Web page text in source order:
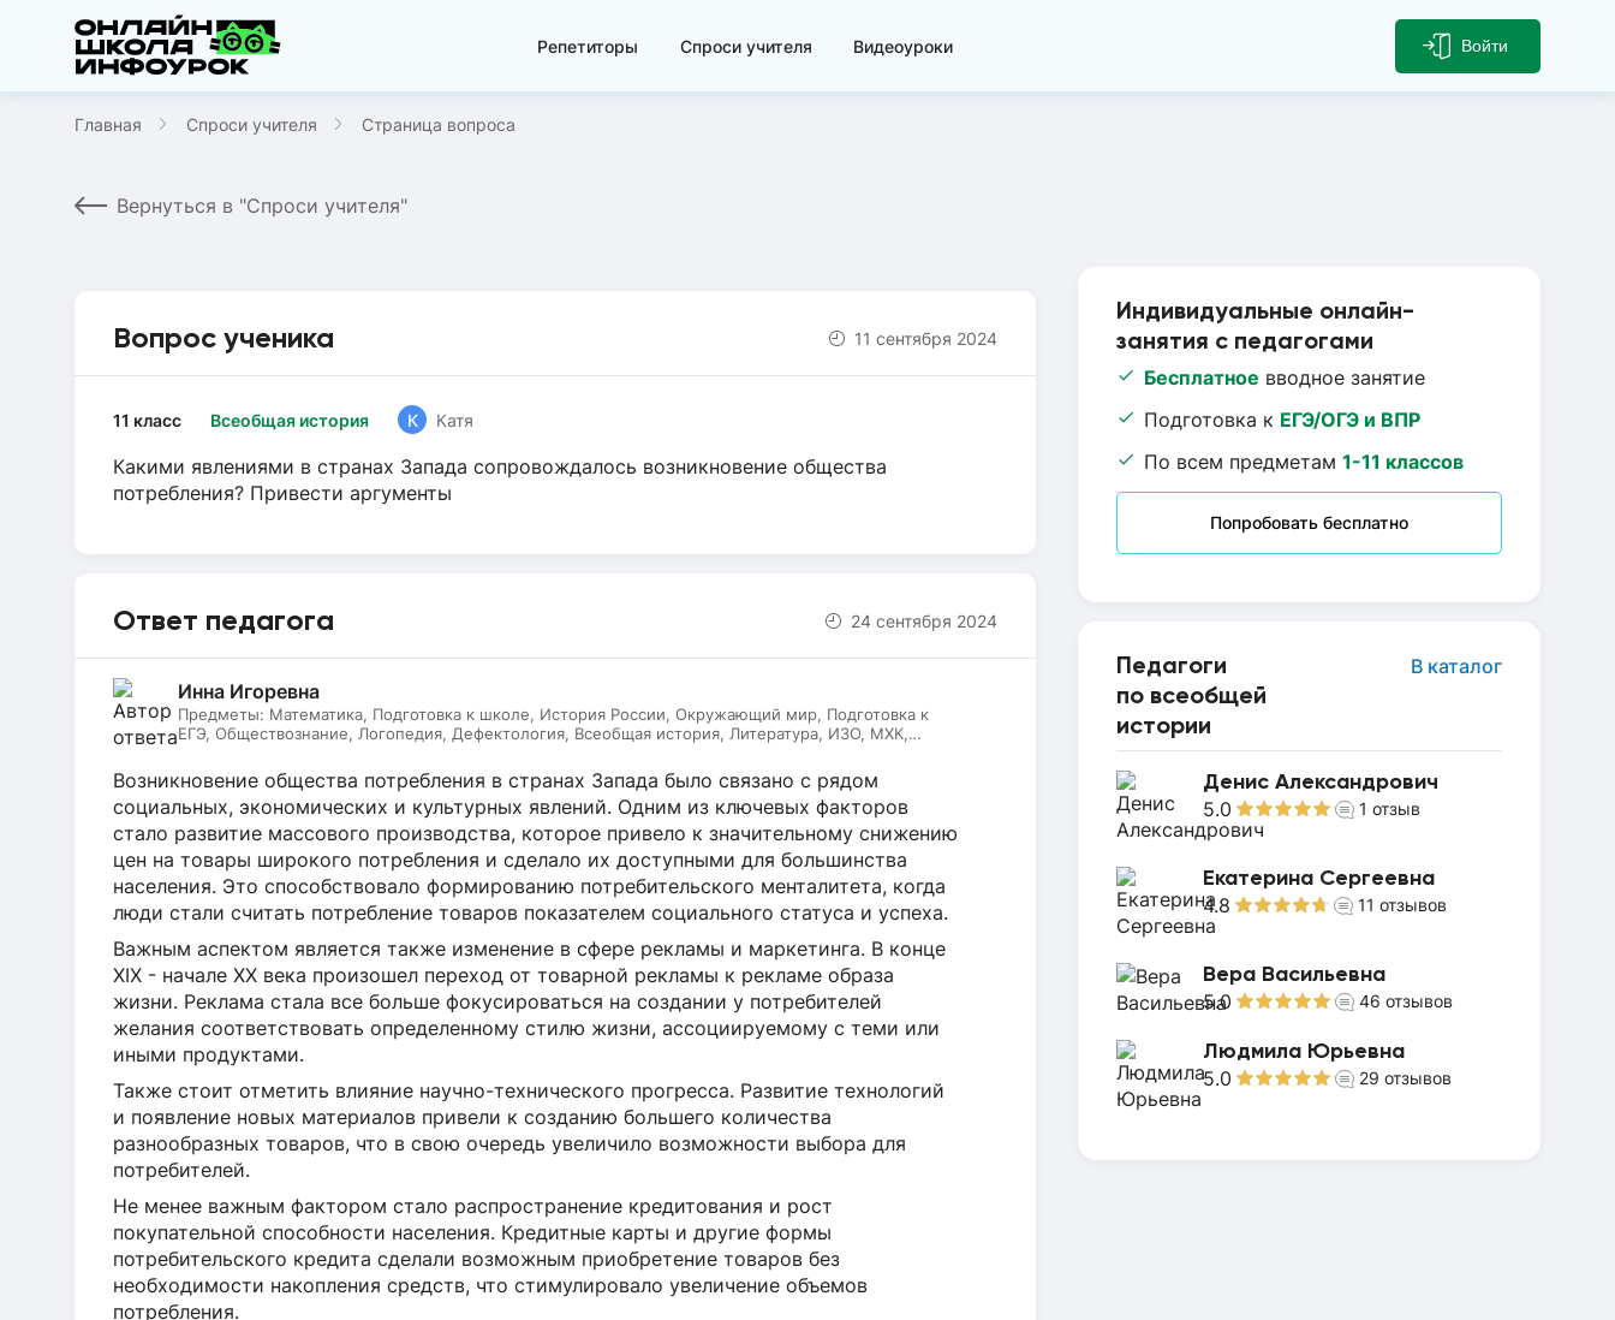
Репетиторы Спроси учителя Видеоуроки Войти
Главная Спроси учителя Страница вопроса
Вернуться в "Спроси учителя"
Индивидуальные онлайн-
занятия с педагогами
Бесплатное вводное занятие
Подготовка к ЕГЭ/ОГЭ и ВПР
По всем предметам 1-11 классов
Попробовать бесплатно
Педагоги
по всеобщей
истории
В каталог
Денис Александрович
5.0 1 отзыв
Екатерина Сергеевна
4.8 11 отзывов
Вера Васильевна
5.0 46 отзывов
Людмила Юрьевна
5.0 29 отзывов
Вопрос ученика 11 сентября 2024
Всеобщая история
11 класс К Катя
Какими явлениями в странах Запада сопровождалось возникновение общества
потребления? Привести аргументы
Ответ педагога 24 сентября 2024
Инна Игоревна
Предметы: Математика, Подготовка к школе, История России, Окружающий мир, Подготовка к
ЕГЭ, Обществознание, Логопедия, Дефектология, Всеобщая история, Литература, ИЗО, МХК,
Возникновение общества потребления в странах Запада было связано с рядом
социальных, экономических и культурных явлений. Одним из ключевых факторов
стало развитие массового производства, которое привело к значительному снижению
цен на товары широкого потребления и сделало их доступными для большинства
населения. Это способствовало формированию потребительского менталитета, когда
люди стали считать потребление товаров показателем социального статуса и успеха.
Важным аспектом является также изменение в сфере рекламы и маркетинга. В конце
XIX - начале XX века произошел переход от товарной рекламы к рекламе образа
жизни. Реклама стала все больше фокусироваться на создании у потребителей
желания соответствовать определенному стилю жизни, ассоциируемому с теми или
иными продуктами.
Также стоит отметить влияние научно-технического прогресса. Развитие технологий
и появление новых материалов привели к созданию большего количества
разнообразных товаров, что в свою очередь увеличило возможности выбора для
потребителей.
Не менее важным фактором стало распространение кредитования и рост
покупательной способности населения. Кредитные карты и другие формы
потребительского кредита сделали возможным приобретение товаров без
необходимости накопления средств, что стимулировало увеличение объемов
потребления.